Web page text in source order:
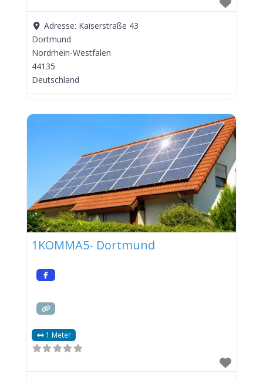
Adresse: Kaiserstraße 43
Dortmund
Nordrhein-Westfalen
44135
Deutschland
1KOMMA5- Dortmund
1 Meter